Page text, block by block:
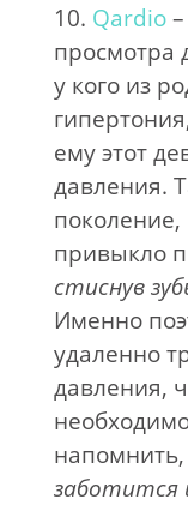
10. Qardio–
просмотра
у кого из
ему этот
давления.
привыкло
стиснув
Именно
удаленно
давления,
заботится